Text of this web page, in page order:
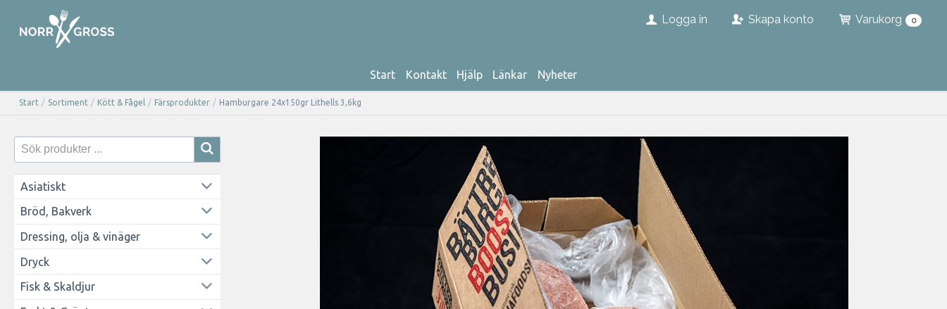
Logga in Skapa konto Varukorg 0
Start Kontakt Hjälp Länkar Nyheter
Start / Sortiment / Kött & Fågel / Färsprodukter / Hamburgare 24x150gr Lithells 3,6kg
Asiatiskt
Bröd, Bakverk
Dressing, olja & vinäger
Dryck
Fisk & Skaldjur